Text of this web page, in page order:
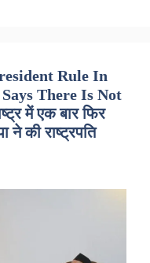
Rule In
There Is Not
में एक बार फिर
की राष्ट्रपति